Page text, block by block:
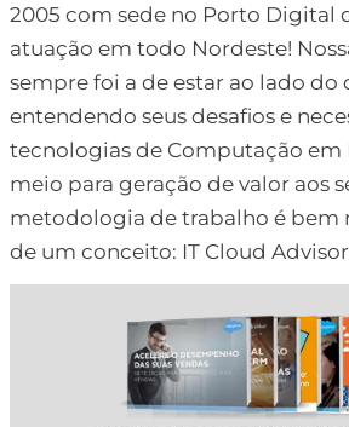
2005 com sede no Porto Digital
atuação em todo Nordeste!
sempre foi a de estar ao lado do
entendendo seus desafios e
tecnologias de Computação
meio para geração de valor aos
metodologia de trabalho é bem
de um conceito: IT Cloud